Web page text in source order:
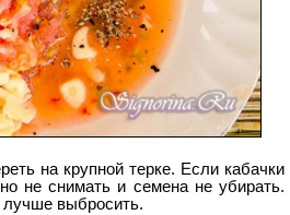
на крупной терке. Если кабачки
не снимать и семена не убирать.
выбросить.